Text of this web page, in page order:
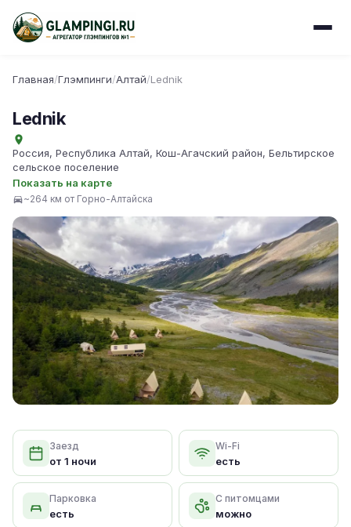
Главная/Глэмпинги/Алтай/Lednik
Lednik
Россия, Республика Алтай, Кош-Агачский район, Бельтирское
сельское поселение
Показать на карте
~264 км от Горно-Алтайска
Заезд
от 1 ночи
Wi-Fi
есть
Парковка
есть
С питомцами
можно